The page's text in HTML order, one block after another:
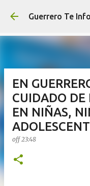
Ir al
Guerrero Te
EN
CUIDADO
EN NIÑAS,
off23:48